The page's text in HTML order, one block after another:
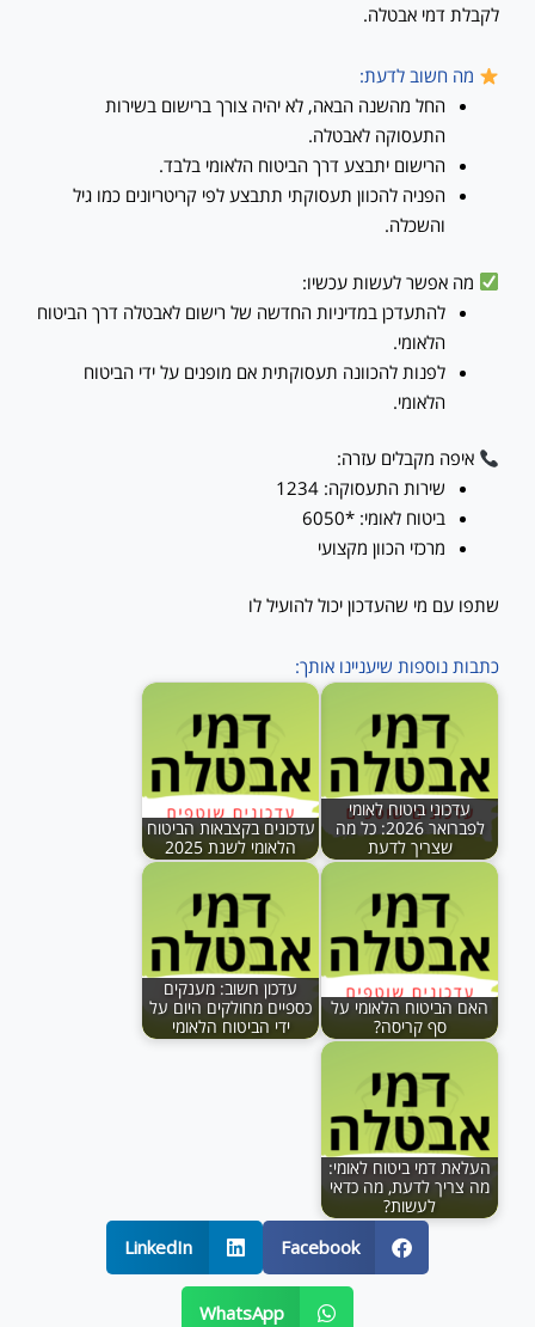
לקבלת דמי אבטלה.
מה חשוב לדעת:
החל מהשנה הבאה, לא יהיה צורך ברישום בשירות
התעסוקה לאבטלה.
הרישום יתבצע דרך הביטוח הלאומי בלבד.
הפניה להכוון תעסוקתי תתבצע לפי קריטריונים כמו גיל
והשכלה.
מה אפשר לעשות עכשיו:
להתעדכן במדיניות החדשה של רישום לאבטלה דרך הביטוח
הלאומי.
לפנות להכוונה תעסוקתית אם מופנים על ידי הביטוח
הלאומי.
איפה מקבלים עזרה:
שירות התעסוקה: 1234
ביטוח לאומי: *6050
מרכזי הכוון מקצועי
שתפו עם מי שהעדכון יכול להועיל לו
כתבות נוספות שיעניינו אותך:
עדכוני ביטוח לאומי
לפברואר 2026: כל מה
שצריך לדעת
עדכונים בקצבאות הביטוח
הלאומי לשנת 2025
האם הביטוח הלאומי על
סף קריסה?
עדכון חשוב: מענקים
כספיים מחולקים היום על
ידי הביטוח הלאומי
העלאת דמי ביטוח לאומי:
מה צריך לדעת, מה כדאי
לעשות?
Facebook
LinkedIn
WhatsApp